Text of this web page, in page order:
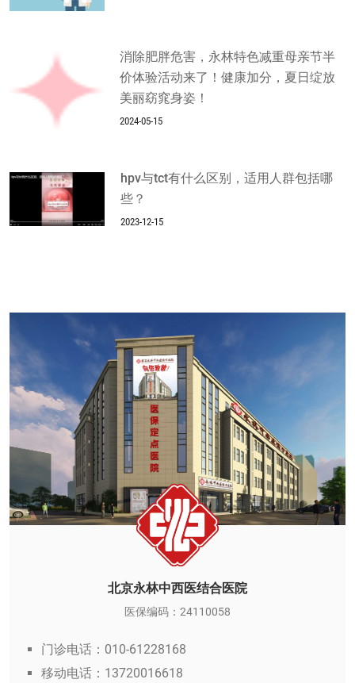
消除肥胖危害，永林特色减重母亲节半
价体验活动来了！健康加分，夏日绽放
美丽窈窕身姿！
2024-05-15
hpv与tct有什么区别，适用人群包括哪
些？
2023-12-15
北京永林中西医结合医院
医保编码：24110058
门诊电话：010-61228168
移动电话：13720016618